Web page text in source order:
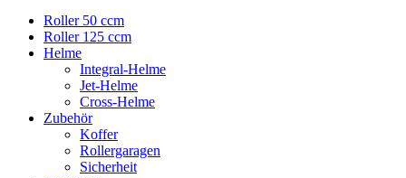
Roller 50 ccm
Roller 125 ccm
Helme
Integral-Helme
Jet-Helme
Cross-Helme
Zubehör
Koffer
Rollergaragen
Sicherheit